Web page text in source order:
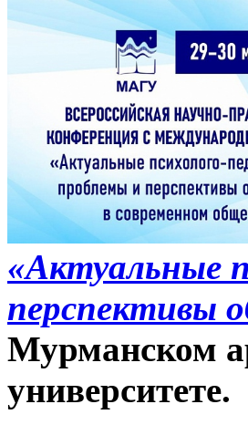
«Актуальные
перспективы
Мурманском
университете.